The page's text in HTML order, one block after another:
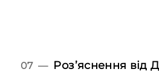
07 — Роз’яснення